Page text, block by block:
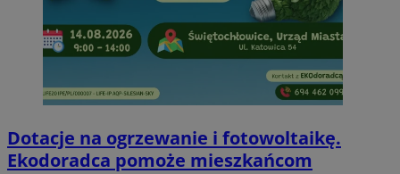
Dotacje na ogrzewanie i fotowoltaikę.
Ekodoradca pomoże mieszkańcom